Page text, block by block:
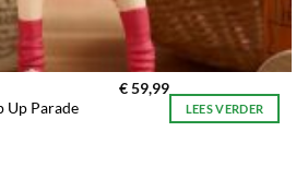
Up Parade
€59,99
LEES VERDER